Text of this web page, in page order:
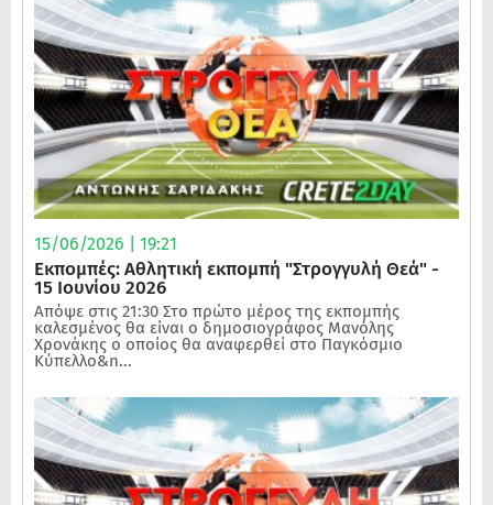
15/06/2026 | 19:21
Εκπομπές: Αθλητική εκπομπή "Στρογγυλή Θεά" -
15 Ιουνίου 2026
Απόψε στις 21:30 Στο πρώτο μέρος της εκπομπής
καλεσμένος θα είναι ο δημοσιογράφος Μανόλης
Χρονάκης ο οποίος θα αναφερθεί στο Παγκόσμιο
Κύπελλο&n...